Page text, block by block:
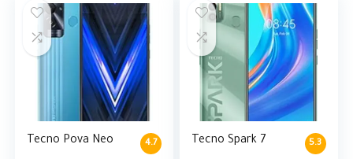
4.7
Tecno Pova Neo 5.3
Tecno Spark 7